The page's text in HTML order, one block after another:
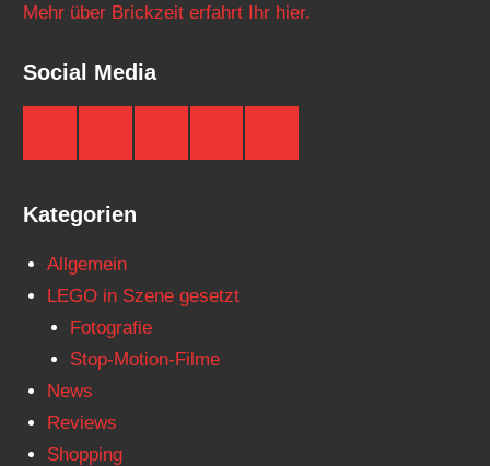
Mehr über Brickzeit erfahrt Ihr hier.
Social Media
Kategorien
Allgemein
LEGO in Szene gesetzt
Fotografie
Stop-Motion-Filme
News
Reviews
Shopping